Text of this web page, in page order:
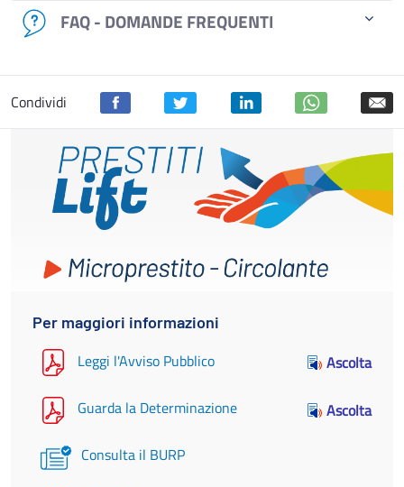
FAQ - DOMANDE FREQUENTI
Condividi
Per maggiori informazioni
Leggi l'Avviso Pubblico Ascolta
Guarda la Determinazione Ascolta
Consulta il BURP